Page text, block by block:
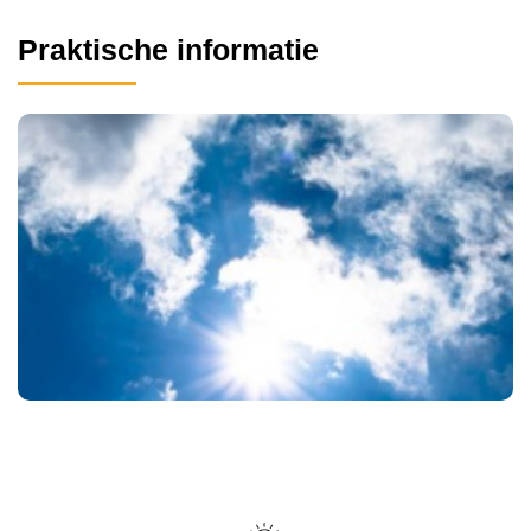
Praktische informatie